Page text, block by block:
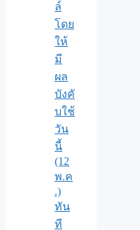
ล์
โดย
ให้
มี
ผล
บังคั
บใช้
วัน
นี้
(12
พ.ค
.)
ทัน
ที